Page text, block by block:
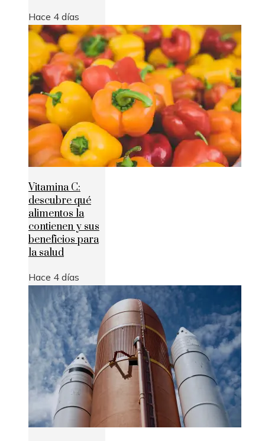
Hace 4 días
Vitamina C:
descubre qué
alimentos la
contienen y sus
beneficios para
la salud
Hace 4 días